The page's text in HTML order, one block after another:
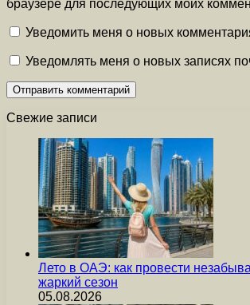
браузере для последующих моих
Уведомить меня о новых
Уведомлять меня о новых записях
Свежие записи
Лето в ОАЭ: как провести
жаркий сезон
05.08.2026